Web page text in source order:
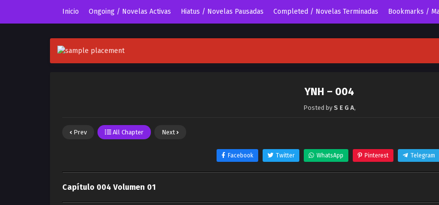
Inicio Ongoing / Novelas Activas Hiatus / Novelas Pausadas Completed / Novelas Terminadas Bookmarks /
YNH – 004
Posted by S E G A,
Prev All Chapter Next
Facebook Twitter WhatsApp Pinterest Telegram
Capítulo 004 Volumen 01